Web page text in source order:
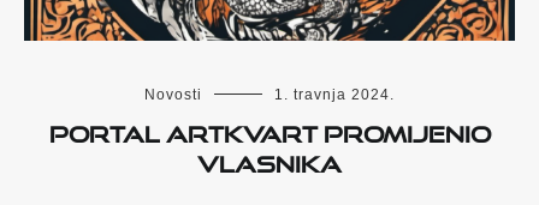
Novosti 1. travnja 2024.
Portal ArtKvart promijenio
vlasnika